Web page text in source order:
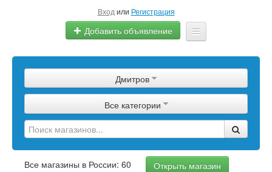
Вход или Регистрация
Добавить объявление
Сырье
Изделия
Оборудование
Услуги
Дмитров
Все категории
Все магазины в России: 60 Открыть магазин